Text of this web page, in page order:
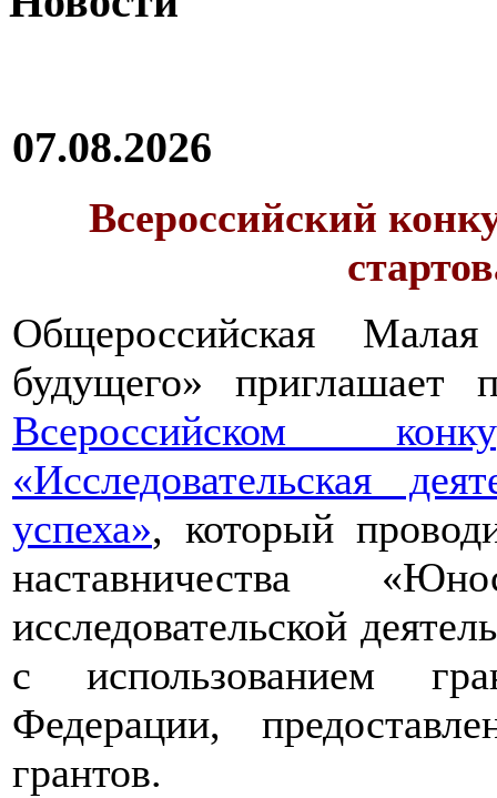
07.08.2026
Всероссийский
Общероссийская
будущего» приглашает
Всероссийском
«Исследовательская
успеха», который
наставничества
исследовательской
с использованием
Федерации,
грантов.